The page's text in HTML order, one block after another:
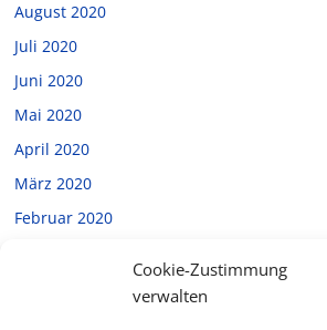
Cookie-Zustimmung
verwalten
August 2020
Juli 2020
Juni 2020
Mai 2020
April 2020
März 2020
Februar 2020